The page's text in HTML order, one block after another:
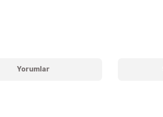
Yorumlar